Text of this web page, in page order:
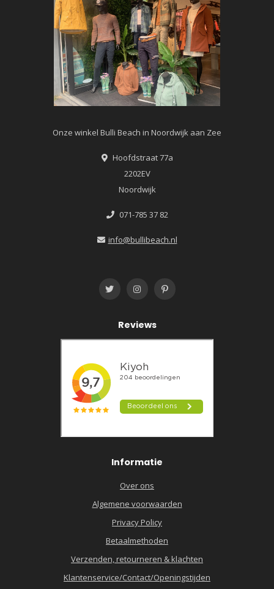
Onze winkel Bulli Beach in Noordwijk aan Zee
Hoofdstraat 77a
2202EV
Noordwijk
071-785 37 82
info@bullibeach.nl
Reviews
Informatie
Over ons
Algemene voorwaarden
Privacy Policy
Betaalmethoden
Verzenden, retourneren & klachten
Klantenservice/Contact/Openingstijden